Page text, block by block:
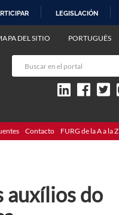
LEGISLACIÓN
PORTUGUÊS
DEL SITIO
Contacto FURG de la A a la Z
auxílios do